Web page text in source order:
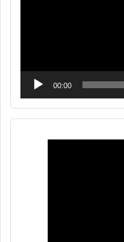
00:00